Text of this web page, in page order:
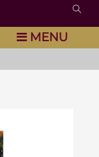
MENU